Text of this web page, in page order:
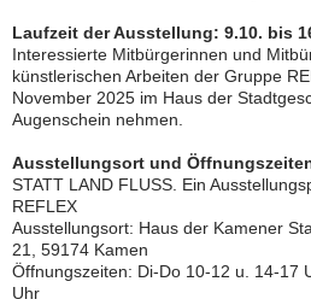
Laufzeit der Ausstellung: 9.10. bis
Interessierte Mitbürgerinnen und
künstlerischen Arbeiten der Gruppe
November 2025 im Haus der
Augenschein nehmen.
Ausstellungsort und
STATT LAND FLUSS. Ein
REFLEX
Ausstellungsort: Haus der Kamener
21, 59174 Kamen
Öffnungszeiten: Di-Do 10-12 u. 14-17
Uhr